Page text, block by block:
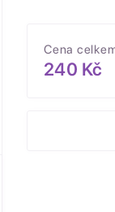
Cena
240 Kč